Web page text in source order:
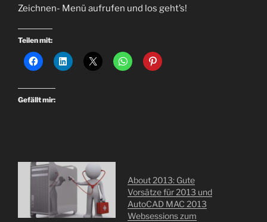
Zeichnen- Menü aufrufen und los geht’s!
Teilen mit:
Gefällt mir:
About 2013: Gute
Vorsätze für 2013 und
AutoCAD MAC 2013
Websessions zum